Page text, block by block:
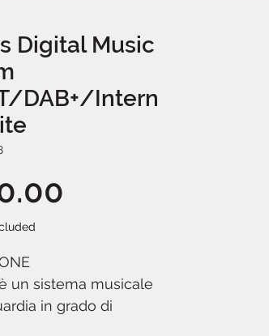
Digital Music
DAB+/Intern
un sistema musicale
in grado di